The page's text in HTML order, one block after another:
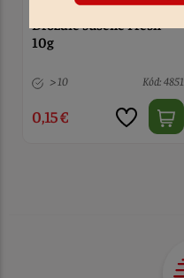
Piškóty dlhé 200g
Nedostupné Kód: 5601
1,70 €